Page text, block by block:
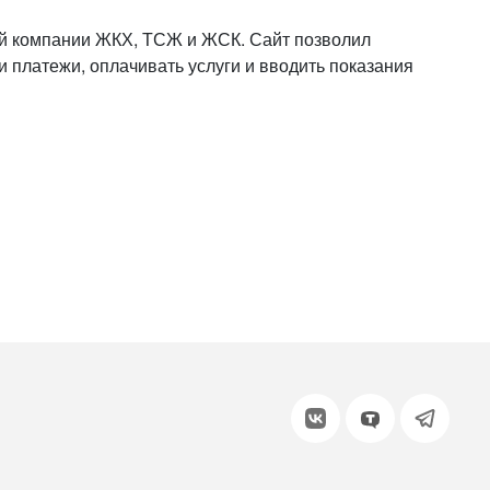
компании ЖКХ, ТСЖ и ЖСК. Сайт позволил
оплачивать услуги и вводить показания